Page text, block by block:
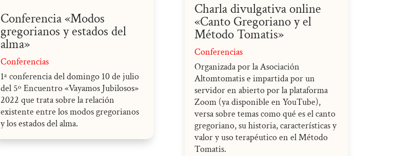
Conferencia «Modos
gregorianos y estados del
alma»
Conferencias
1ª conferencia del domingo 10 de julio
del 5º Encuentro «Vayamos Jubilosos»
2022 que trata sobre la relación
existente entre los modos gregorianos
y los estados del alma.
Charla divulgativa online
«Canto Gregoriano y el
Método Tomatis»
Conferencias
Organizada por la Asociación
Altomtomatis e impartida por un
servidor en abierto por la plataforma
Zoom (ya disponible en YouTube),
versa sobre temas como qué es el canto
gregoriano, su historia, características y
valor y uso terapéutico en el Método
Tomatis.